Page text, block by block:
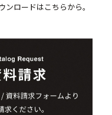
ロードはこちらから。